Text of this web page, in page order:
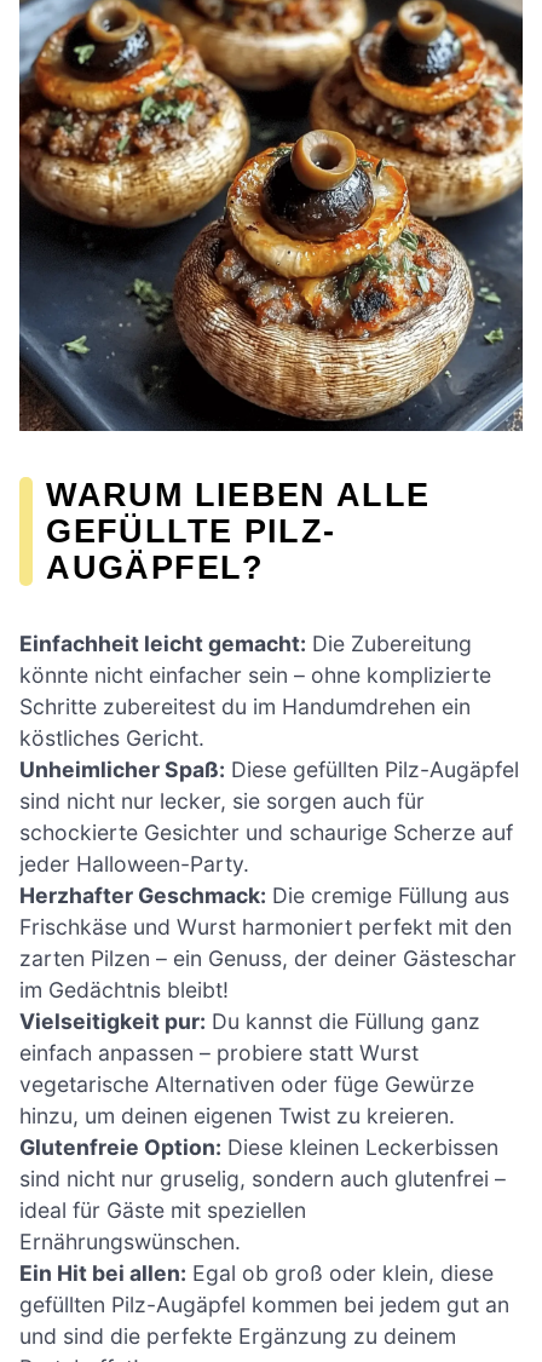
WARUM LIEBEN ALLE
GEFÜLLTE PILZ-
AUGÄPFEL?
Einfachheit leicht gemacht: Die Zubereitung
könnte nicht einfacher sein – ohne komplizierte
Schritte zubereitest du im Handumdrehen ein
köstliches Gericht.
Unheimlicher Spaß: Diese gefüllten Pilz-Augäpfel
sind nicht nur lecker, sie sorgen auch für
schockierte Gesichter und schaurige Scherze auf
jeder Halloween-Party.
Herzhafter Geschmack: Die cremige Füllung aus
Frischkäse und Wurst harmoniert perfekt mit den
zarten Pilzen – ein Genuss, der deiner Gästeschar
im Gedächtnis bleibt!
Vielseitigkeit pur: Du kannst die Füllung ganz
einfach anpassen – probiere statt Wurst
vegetarische Alternativen oder füge Gewürze
hinzu, um deinen eigenen Twist zu kreieren.
Glutenfreie Option: Diese kleinen Leckerbissen
sind nicht nur gruselig, sondern auch glutenfrei –
ideal für Gäste mit speziellen
Ernährungswünschen.
Ein Hit bei allen: Egal ob groß oder klein, diese
gefüllten Pilz-Augäpfel kommen bei jedem gut an
und sind die perfekte Ergänzung zu deinem